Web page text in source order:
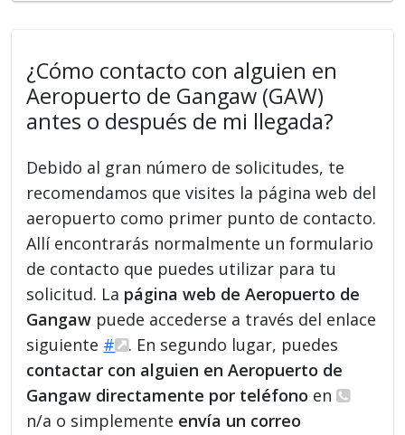
¿Cómo contacto con alguien en
Aeropuerto de Gangaw (GAW)
antes o después de mi llegada?
Debido al gran número de solicitudes, te
recomendamos que visites la página web del
aeropuerto como primer punto de contacto.
Allí encontrarás normalmente un formulario
de contacto que puedes utilizar para tu
solicitud. La página web de Aeropuerto de
Gangaw puede accederse a través del enlace
siguiente #
. En segundo lugar, puedes
contactar con alguien en Aeropuerto de
Gangaw directamente por teléfono en
n/a o simplemente envía un correo